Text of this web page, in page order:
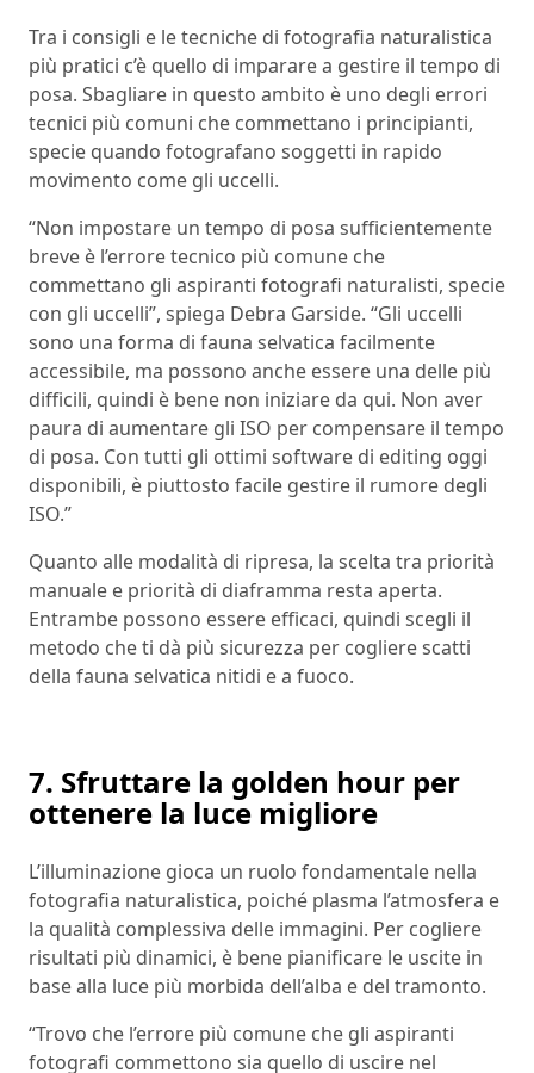
Tra i consigli e le tecniche di fotografia naturalistica
più pratici c’è quello di imparare a gestire il tempo di
posa. Sbagliare in questo ambito è uno degli errori
tecnici più comuni che commettano i principianti,
specie quando fotografano soggetti in rapido
movimento come gli uccelli.
“Non impostare un tempo di posa sufficientemente
breve è l’errore tecnico più comune che
commettano gli aspiranti fotografi naturalisti, specie
con gli uccelli”, spiega Debra Garside. “Gli uccelli
sono una forma di fauna selvatica facilmente
accessibile, ma possono anche essere una delle più
difficili, quindi è bene non iniziare da qui. Non aver
paura di aumentare gli ISO per compensare il tempo
di posa. Con tutti gli ottimi software di editing oggi
disponibili, è piuttosto facile gestire il rumore degli
ISO.”
Quanto alle modalità di ripresa, la scelta tra priorità
manuale e priorità di diaframma resta aperta.
Entrambe possono essere efficaci, quindi scegli il
metodo che ti dà più sicurezza per cogliere scatti
della fauna selvatica nitidi e a fuoco.
7. Sfruttare la golden hour per
ottenere la luce migliore
L’illuminazione gioca un ruolo fondamentale nella
fotografia naturalistica, poiché plasma l’atmosfera e
la qualità complessiva delle immagini. Per cogliere
risultati più dinamici, è bene pianificare le uscite in
base alla luce più morbida dell’alba e del tramonto.
“Trovo che l’errore più comune che gli aspiranti
fotografi commettono sia quello di uscire nel